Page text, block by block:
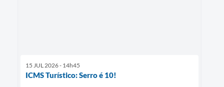
15 JUL 2026 - 14h45
ICMS Turístico: Serro é 10!